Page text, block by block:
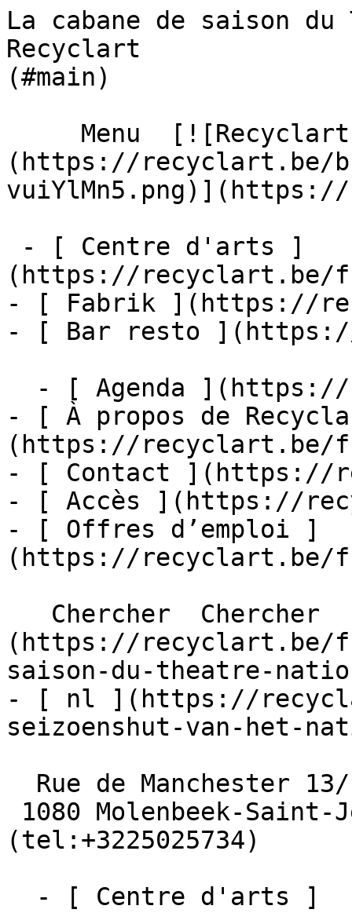
La cabane de saison
Recyclart
(#main)
(https://recyclart.be/
(https://recyclart.be/
- [ Fabrik ](https://
- [ Bar resto
- [ À propos de
(https://recyclart.be/
- [ Contact ](https://
- [ Accès ](https://
- [ Offres d’emploi ]
(https://recyclart.be/
(https://recyclart.be/
saison-du-theatre-
- [ nl ](https://
seizoenshut-van-het-
(tel:+3225025734)